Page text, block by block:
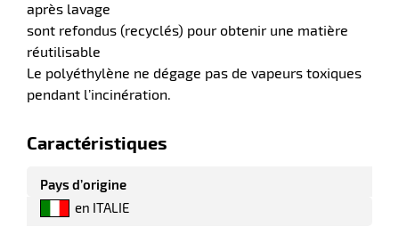
après lavage
sont refondus (recyclés) pour obtenir une matière
réutilisable
Le polyéthylène ne dégage pas de vapeurs toxiques
pendant l’incinération.
Caractéristiques
Pays d’origine
en ITALIE